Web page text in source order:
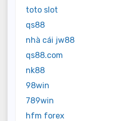
toto slot
qs88
nhà cái jw88
qs88.com
nk88
98win
789win
hfm forex